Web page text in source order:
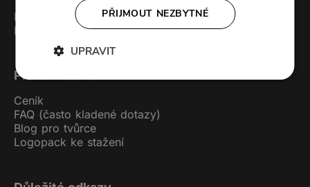
Kontakt
Podcast studio
Pro uživatele
Ceník
FAQ (často kladené dotazy)
Blog pro tvůrce
Logopack ke stažení
PŘIJMOUT NEZBYTNÉ
UPRAVIT